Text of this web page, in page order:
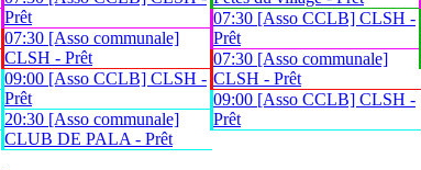
Prêt
07:30 [Asso communale]
CLSH - Prêt
09:00 [Asso CCLB] CLSH -
Prêt
20:30 [Asso communale]
CLUB DE PALA - Prêt
07:30 [Asso CCLB] CLSH -
Prêt
07:30 [Asso communale]
CLSH - Prêt
09:00 [Asso CCLB] CLSH -
Prêt